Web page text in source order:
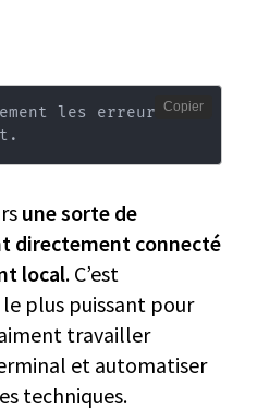
les erreurs Copier
une sorte de
directement connecté
local. C’est
plus puissant pour
travailler
et automatiser
techniques.